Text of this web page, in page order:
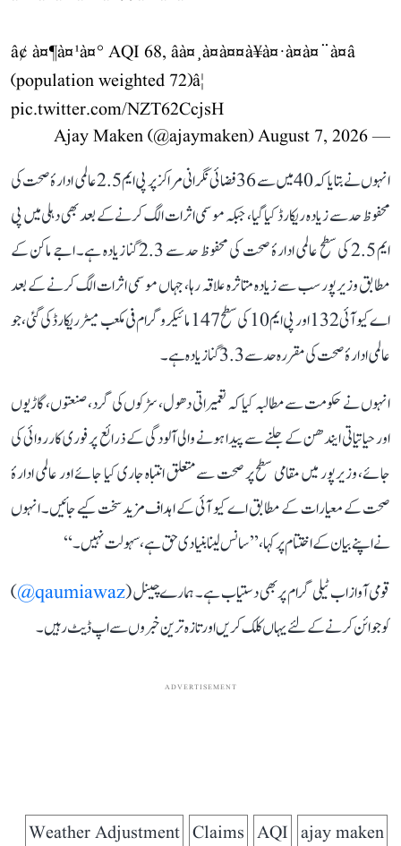
â¢ à¤¶à¤¹à¤° AQI 68, âà¤¸à¤à¤¤à¥à¤·à¤à¤¨à¤â
(population weighted 72)â¦
pic.twitter.com/NZT62CcjsH
— Ajay Maken (@ajaymaken)
August 7, 2026
انہوں نے بتایا کہ 40 میں سے 36 فضائی نگرانی مراکز پر پی ایم 2.5 عالمی ادارۂ صحت کی
محفوظ حد سے زیادہ ریکارڈ کیا گیا، جبکہ موسمی اثرات الگ کرنے کے بعد بھی دہلی میں پی
ایم 2.5 کی سطح عالمی ادارۂ صحت کی محفوظ حد سے 2.3 گنا زیادہ ہے۔ اجے ماکن کے
مطابق وزیرپور سب سے زیادہ متاثرہ علاقہ رہا، جہاں موسمی اثرات الگ کرنے کے بعد
اے کیو آئی 132 اور پی ایم 10 کی سطح 147 مائیکروگرام فی مکعب میٹر ریکارڈ کی گئی، جو
عالمی ادارۂ صحت کی مقررہ حد سے 3.3 گنا زیادہ ہے۔
انہوں نے حکومت سے مطالبہ کیا کہ تعمیراتی دھول، سڑکوں کی گرد، صنعتوں، گاڑیوں
اور حیاتیاتی ایندھن کے جلنے سے پیدا ہونے والی آلودگی کے ذرائع پر فوری کارروائی کی
جائے، وزیرپور میں مقامی سطح پر صحت سے متعلق انتباہ جاری کیا جائے اور عالمی ادارۂ
صحت کے معیارات کے مطابق اے کیو آئی کے اہداف مزید سخت کیے جائیں۔ انہوں
نے اپنے بیان کے اختتام پر کہا، ’’سانس لینا بنیادی حق ہے، سہولت نہیں۔‘‘
قومی آواز اب ٹیلی گرام پر بھی دستیاب ہے۔ ہمارے چینل (qaumiawaz@
)
کو جوائن کرنے کے لئے یہاں کلک کریں اور تازہ ترین خبروں سے اپ ڈیٹ رہیں۔
ADVERTISEMENT
ajay maken
AQI
Claims
Weather Adjustment